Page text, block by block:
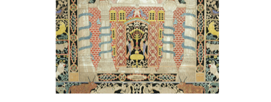
הנחת אתר ספר מודפס
$61
$55